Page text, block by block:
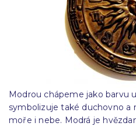
Modrou chápeme jako barvu
symbolizuje také duchovno a
moře i nebe. Modrá je